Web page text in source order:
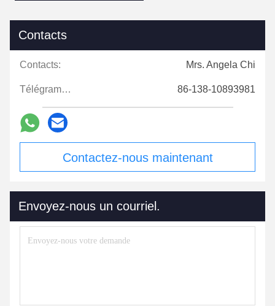
Contacts
Contacts: Mrs. Angela Chi
Télégramme: 86-138-10893981
Contactez-nous maintenant
Envoyez-nous un courriel.